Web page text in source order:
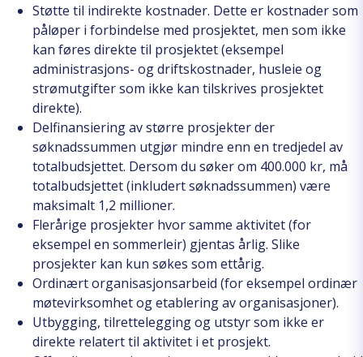
Støtte til indirekte kostnader. Dette er kostnader som
påløper i forbindelse med prosjektet, men som ikke
kan føres direkte til prosjektet (eksempel
administrasjons- og driftskostnader, husleie og
strømutgifter som ikke kan tilskrives prosjektet
direkte).
Delfinansiering av større prosjekter der
søknadssummen utgjør mindre enn en tredjedel av
totalbudsjettet. Dersom du søker om 400.000 kr, må
totalbudsjettet (inkludert søknadssummen) være
maksimalt 1,2 millioner.
Flerårige prosjekter hvor samme aktivitet (for
eksempel en sommerleir) gjentas årlig. Slike
prosjekter kan kun søkes som ettårig.
Ordinært organisasjonsarbeid (for eksempel ordinær
møtevirksomhet og etablering av organisasjoner).
Utbygging, tilrettelegging og utstyr som ikke er
direkte relatert til aktivitet i et prosjekt.